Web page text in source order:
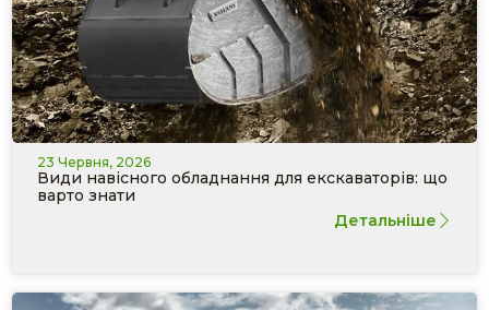
23 Червня, 2026
Види навісного обладнання для екскаваторів: що
варто знати
Детальніше